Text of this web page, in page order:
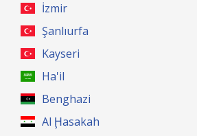
İzmir
Şanlıurfa
Kayseri
Ha'il
Benghazi
Al Ḩasakah